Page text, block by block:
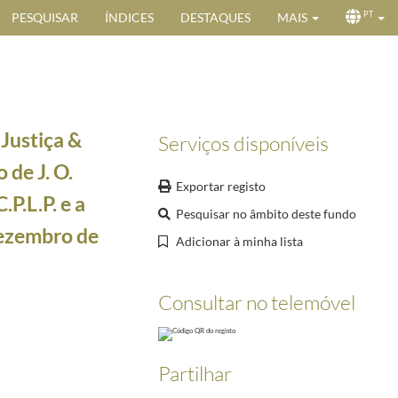
PESQUISAR ÍNDICES DESTAQUES MAIS PT
presidencial, por ocasião da visita oficial do Presidente da República, Jorge
o surgimento e estrutura da organização, e medidas já tomadas
dos Países de Língua Portuguesa - CPLP
1997
o cessar-fogo instaurado
e notícia intitulada "A nova face da CPLP" 1998-07-18/1998-07-18
Serviços disponíveis
Exportar registo
Pesquisar no âmbito deste fundo
Adicionar à minha lista
Consultar no telemóvel
Partilhar
&
J. O.
e a
de